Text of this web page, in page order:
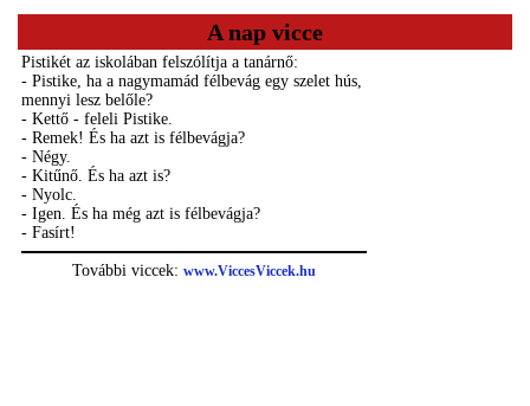
A nap vicce